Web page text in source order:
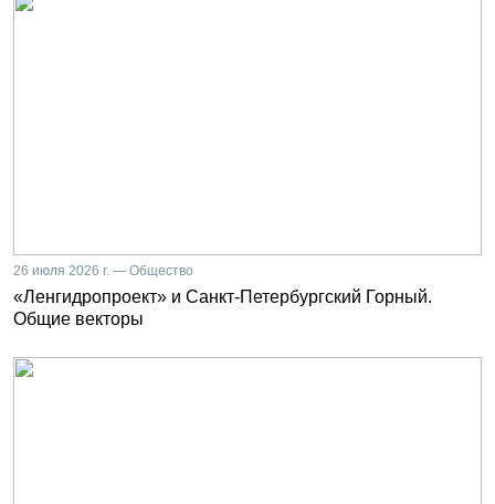
26 июля 2026 г. — Общество
«Ленгидропроект» и Санкт-Петербургский Горный.
Общие векторы